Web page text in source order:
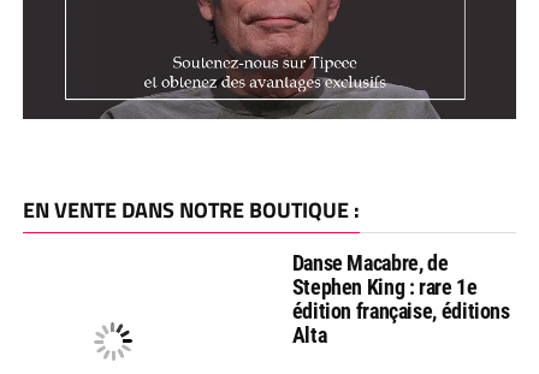
EN VENTE DANS NOTRE BOUTIQUE :
Danse Macabre, de
Stephen King : rare 1e
édition française, éditions
Alta